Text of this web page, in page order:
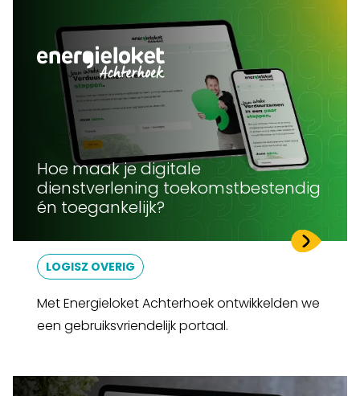
Hoe maak je digitale
dienstverlening toekomstbestendig
én toegankelijk?
LOGISZ OVERIG
Met Energieloket Achterhoek ontwikkelden we
een gebruiksvriendelijk portaal.